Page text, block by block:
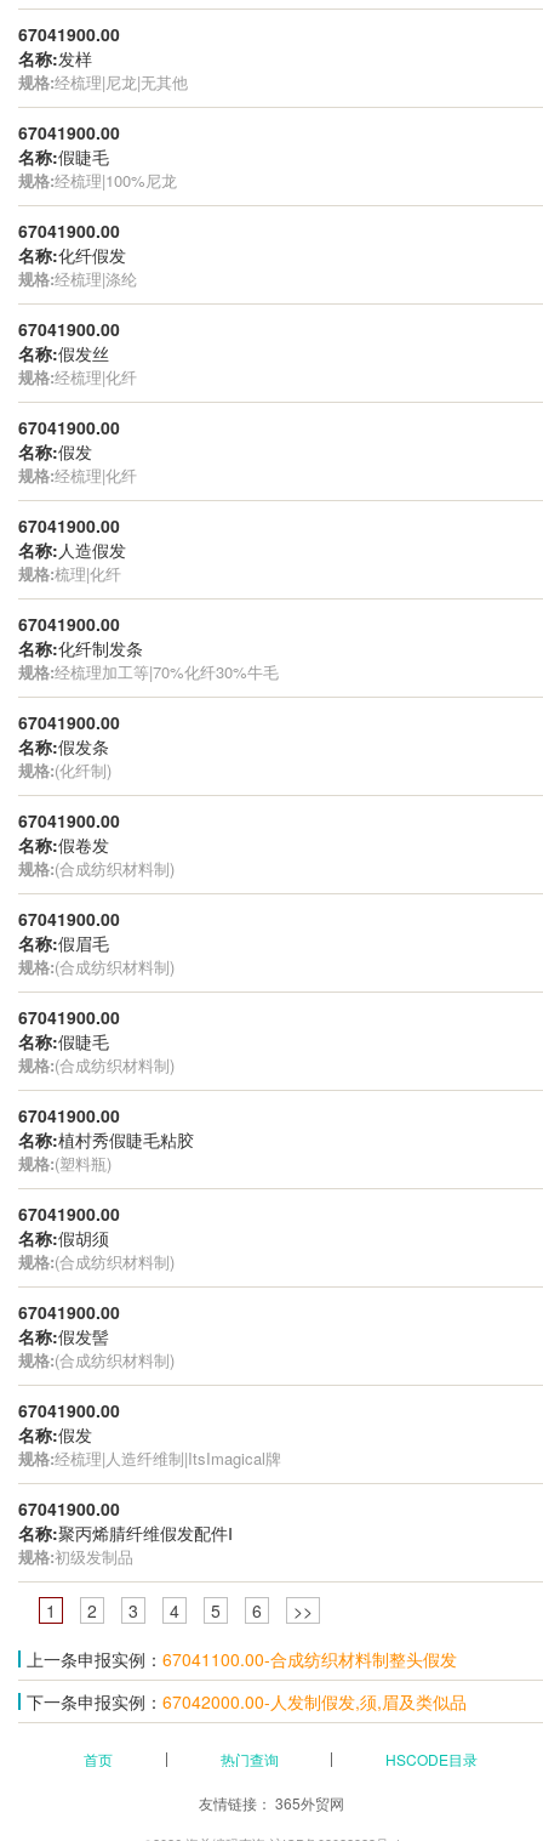
67041900.00
名称:发样
规格:经梳理|尼龙|无其他
67041900.00
名称:假睫毛
规格:经梳理|100%尼龙
67041900.00
名称:化纤假发
规格:经梳理|涤纶
67041900.00
名称:假发丝
规格:经梳理|化纤
67041900.00
名称:假发
规格:经梳理|化纤
67041900.00
名称: 人造假发
规格:梳理|化纤
67041900.00
名称:化纤制发条
规格:经梳理加工等|70%化纤30%牛毛
67041900.00
名称:假发条
规格:(化纤制)
67041900.00
名称:假卷发
规格:(合成纺织材料制)
67041900.00
名称:假眉毛
规格:(合成纺织材料制)
67041900.00
名称:假睫毛
规格:(合成纺织材料制)
67041900.00
名称:植村秀假睫毛粘胶
规格:(塑料瓶)
67041900.00
名称:假胡须
规格:(合成纺织材料制)
67041900.00
名称:假发髻
规格:(合成纺织材料制)
67041900.00
名称:假发
规格:经梳理|人造纤维制|ItsImagical牌
67041900.00
名称:聚丙烯腈纤维假发配件Ⅰ
规格:初级发制品
1 2 3 4 5 6
>>
上一条申报实例： 67041100.00-合成纺织材料制整头假发
下一条申报实例： 67042000.00-人发制假发,须,眉及类似品
首页 热门查询 HSCODE目录
友情链接： 365外贸网